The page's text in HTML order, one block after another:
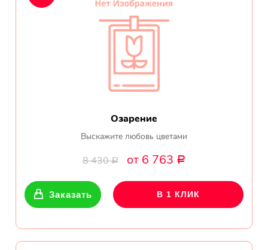
Озарение
Выскажите любовь цветами
8 430Р от 6 763 Р
Заказать В 1 КЛИК